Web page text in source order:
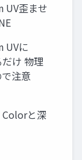
UV歪ませ
UVに
け 物理
注意
Colorと深